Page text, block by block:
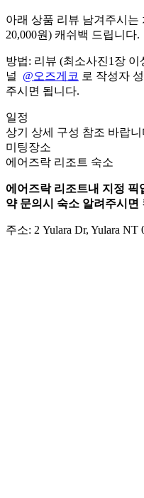
아래 상품 리뷰 남겨주시는
20,000원) 캐쉬백 드립니다.
방법: 리뷰 (최소사진1장
널 @오즈게코 로 작성자
주시면 됩니다.
일정
상기 상세 구성 참조 바랍니
미팅장소
에어즈락 리조트 숙소
에어즈락 리조트내 지정 픽
약 문의시 숙소 알려주시
주소: 2 Yulara Dr, Yulara NT